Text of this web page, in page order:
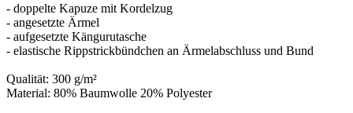
- doppelte Kapuze mit Kordelzug
- angesetzte Ärmel
- aufgesetzte Kängurutasche
- elastische Rippstrickbündchen an Ärmelabschluss und Bund
Qualität: 300 g/m²
Material: 80% Baumwolle 20% Polyester